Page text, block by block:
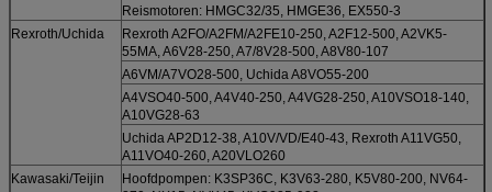
Reismotoren: HMGC32/35, HMGE36, EX550-3
Rexroth/Uchida
Rexroth A2FO/A2FM/A2FE10-250, A2F12-500, A2VK5-
55MA, A6V28-250, A7/8V28-500, A8V80-107
A6VM/A7VO28-500, Uchida A8VO55-200
A4VSO40-500, A4V40-250, A4VG28-250, A10VSO18-140,
A10VG28-63
Uchida AP2D12-38, A10V/VD/E40-43, Rexroth A11VG50,
A11VO40-260, A20VLO260
Kawasaki/Teijin
Hoofdpompen: K3SP36C, K3V63-280, K5V80-200, NV64-